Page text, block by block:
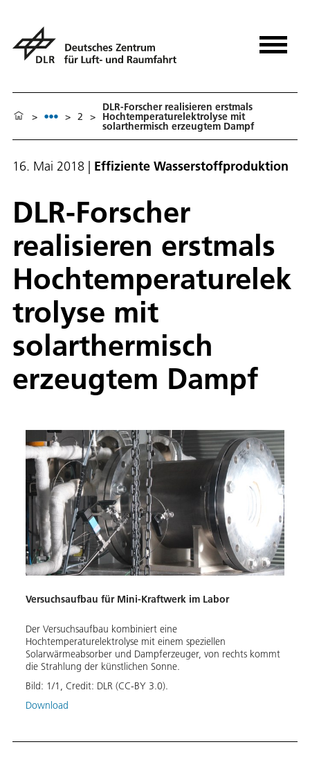
> > 2 >
DLR-Forscher realisieren erstmals
Hochtemperaturelektrolyse mit
solarthermisch erzeugtem Dampf
16. Mai 2018 | Effiziente Wasserstoffproduktion
DLR-Forscher
realisieren erstmals
Hochtemperaturelek
trolyse mit
solarthermisch
erzeugtem Dampf
Versuchsaufbau für Mini-Kraftwerk im Labor
Der Versuchsaufbau kombiniert eine
Hochtemperaturelektrolyse mit einem speziellen
Solarwärmeabsorber und Dampferzeuger, von rechts kommt
die Strahlung der künstlichen Sonne.
Bild: 1/1 , Credit: DLR (CC-BY 3.0).
Download